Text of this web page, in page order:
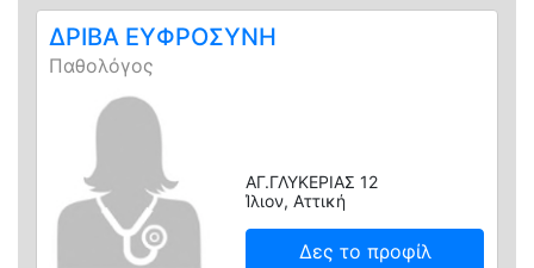
ΔΡΙΒΑ ΕΥΦΡΟΣΥΝΗ
Παθολόγος
ΑΓ.ΓΛΥΚΕΡΙΑΣ 12
Ίλιον, Αττική
Δες το προφίλ